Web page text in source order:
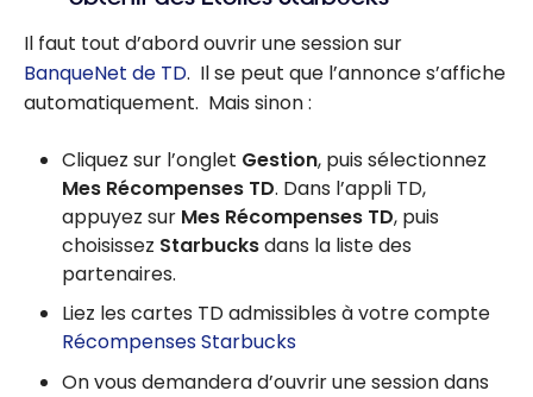
Il faut tout d’abord ouvrir une session sur
BanqueNet de TD. Il se peut que l’annonce s’affiche
automatiquement. Mais sinon :
Cliquez sur l’onglet Gestion, puis sélectionnez
Mes Récompenses TD. Dans l’appli TD,
appuyez sur Mes Récompenses TD, puis
choisissez Starbucksdans la liste des
partenaires.
Liez les cartes TD admissibles à votre compte
Récompenses Starbucks
On vous demandera d’ouvrir une session dans